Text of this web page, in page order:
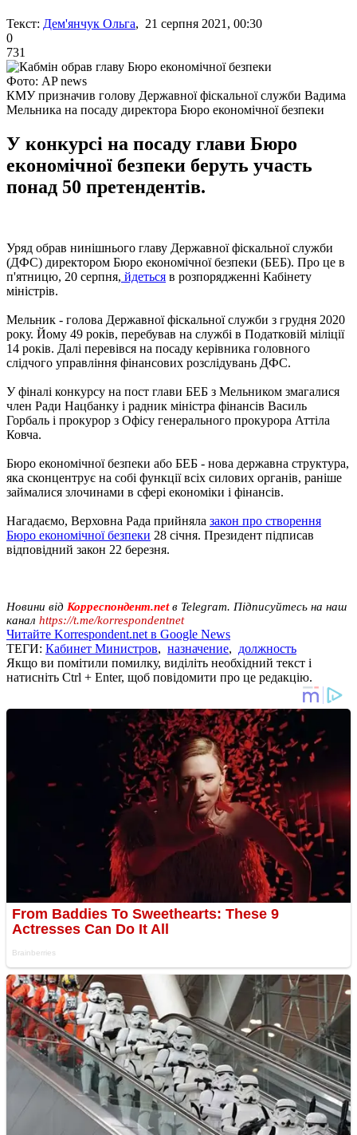
Текст: Дем'янчук Ольга, 21 серпня 2021, 00:30
0
731
Фото: AP news
КМУ призначив голову Державної фіскальної служби Вадима
Мельника на посаду директора Бюро економічної безпеки
У конкурсі на посаду глави Бюро
економічної безпеки беруть участь
понад 50 претендентів.
Уряд обрав нинішнього главу Державної фіскальної служби
(ДФС) директором Бюро економічної безпеки (БЕБ). Про це в
п'ятницю, 20 серпня, йдеться в розпорядженні Кабінету
міністрів.
Мельник - голова Державної фіскальної служби з грудня 2020
року. Йому 49 років, перебував на службі в Податковій міліції
14 років. Далі перевівся на посаду керівника головного
слідчого управління фінансових розслідувань ДФС.
У фіналі конкурсу на пост глави БЕБ з Мельником змагалися
член Ради Нацбанку і радник міністра фінансів Василь
Горбаль і прокурор з Офісу генерального прокурора Аттіла
Ковча.
Бюро економічної безпеки або БЕБ - нова державна структура,
яка сконцентрує на собі функції всіх силових органів, раніше
займалися злочинами в сфері економіки і фінансів.
Нагадаємо, Верховна Рада прийняла закон про створення
Бюро економічної безпеки 28 січня. Президент підписав
відповідний закон 22 березня.
Новини від Корреспондент.netв Telegram. Підписуйтесь на наш
канал https://t.me/korrespondentnet
Читайте Korrespondent.net в Google News
ТЕГИ: Кабинет Министров, назначение, должность
Якщо ви помітили помилку, виділіть необхідний текст і
натисніть Ctrl + Enter, щоб повідомити про це редакцію.